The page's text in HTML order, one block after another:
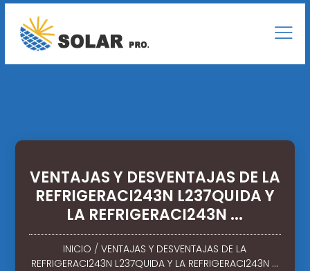
VENTAJAS Y DESVENTAJAS DE LA
REFRIGERACI243N L237QUIDA Y
LA REFRIGERACI243N ...
INICIO /VENTAJAS Y DESVENTAJAS DE LA
REFRIGERACI243N L237QUIDA Y LA REFRIGERACI243N ...